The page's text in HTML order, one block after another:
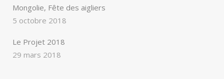
Mongolie, Fête des aigliers
5 octobre 2018
Le Projet 2018
29 mars 2018